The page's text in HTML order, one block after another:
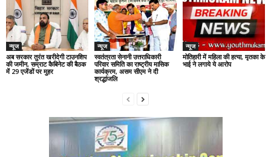
न्यूज
अब सरकार तुरंत खरीदेगी टाउनशिप
की जमीन, सम्राट कैबिनेट की बैठक
में 29 एजेंडों पर मुहर
न्यूज
स्वतंत्रता सेनानी उत्तराधिकारी
परिवार समिति का राष्ट्रीय मासिक
कार्यक्रम, असम सीएम ने दी
श्रद्धांजलि
न्यूज
मोतिहारी में महिला की हत्या, मृतका के
भाई ने लगाये ये आरोप